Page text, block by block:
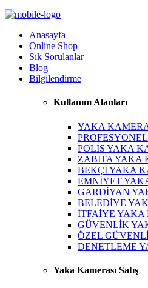
Anasayfa
Online Shop
Sık Sorulanlar
Blog
Bilgilendirme
Kullanım Alanları
YAKA
POLİS YAKA
ZABITA YAKA
BEKÇİ YAKA
EMNİYET
GARDİYAN
BELEDİYE
İTFAİYE YAKA
GÜVENLİK
ÖZEL
DENETLEME
Yaka Kamerası Satış